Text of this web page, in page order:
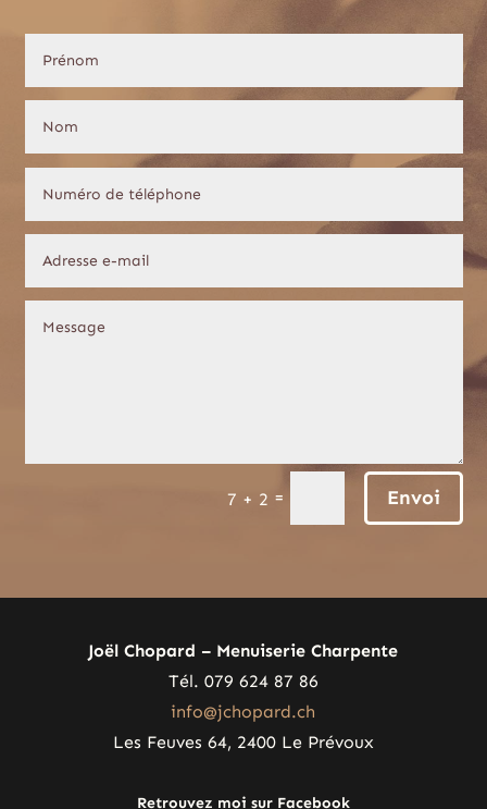
7 + 2 = Envoi
Joël Chopard – Menuiserie Charpente
Tél. 079 624 87 86
info@jchopard.ch
Les Feuves 64, 2400 Le Prévoux
Retrouvez moi sur Facebook